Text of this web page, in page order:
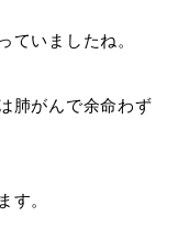
ていましたね。
肺がんで余命わず
す。